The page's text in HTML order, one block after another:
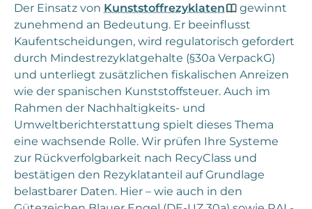
Der Einsatz von Kunststoffrezyklaten
gewinnt
zunehmend an Bedeutung. Er beeinflusst
Kaufentscheidungen, wird regulatorisch gefordert
durch Mindestrezyklatgehalte (§30a VerpackG)
und unterliegt zusätzlichen fiskalischen Anreizen
wie der spanischen Kunststoffsteuer. Auch im
Rahmen der Nachhaltigkeits- und
Umweltberichterstattung spielt dieses Thema
eine wachsende Rolle. Wir prüfen Ihre Systeme
zur Rückverfolgbarkeit nach RecyClass und
bestätigen den Rezyklatanteil auf Grundlage
belastbarer Daten. Hier – wie auch in den